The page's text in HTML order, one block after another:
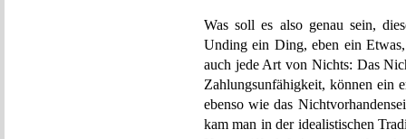
Was soll es also genau sein,
Unding ein Ding, eben ein
auch jede Art von Nichts: Das
Zahlungsunfähigkeit, können ein
ebenso wie das
kam man in der idealistischen